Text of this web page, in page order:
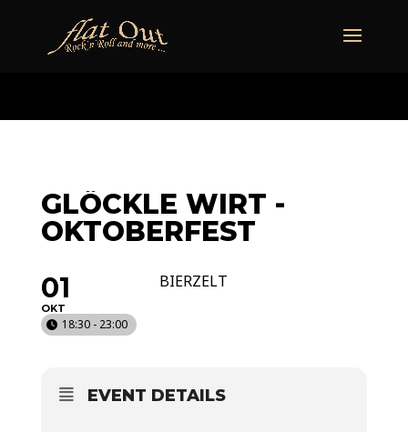
GLÖCKLE WIRT -
OKTOBERFEST
01
OKT
18:30 - 23:00
BIERZELT
EVENT DETAILS